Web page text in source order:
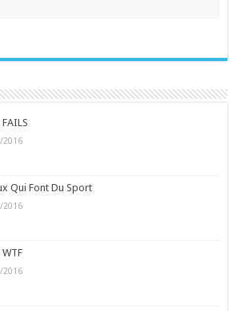
2016
Qui Font Du Sport
2016
2016